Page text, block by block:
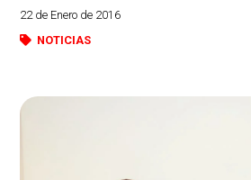
22 de Enero de 2016
NOTICIAS